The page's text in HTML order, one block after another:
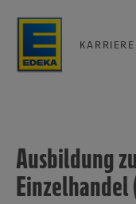
KARRIERE
Ausbildung